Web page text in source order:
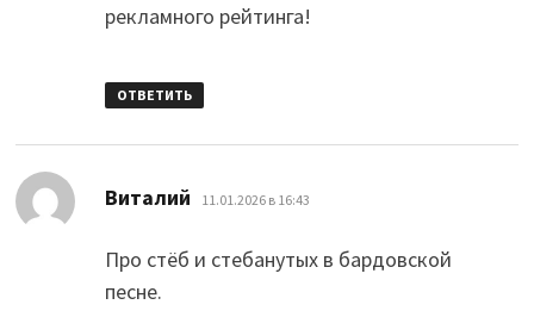
рекламного рейтинга!
ОТВЕТИТЬ
Виталий 11.01.2026 в 16:43
Про стёб и стебанутых в бардовской
песне.